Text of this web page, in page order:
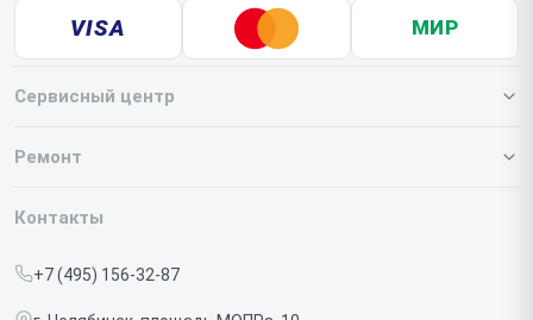
VISA МИР
Сервисный центр
О нашем сервисе
Срочный ремонт
Ремонт
Iphone
Контакты
+7 (495) 156-32-87